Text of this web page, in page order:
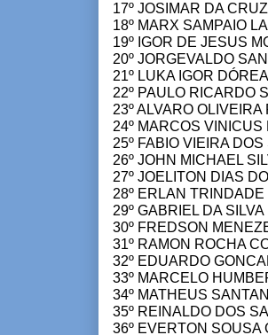
17º JOSIMAR DA
18º MARX SAMPAIO
19º IGOR DE JESUS
20º JORGEVALDO
21º LUKA IGOR
22º PAULO RICARDO
23º ALVARO
24º MARCOS
25º FABIO VIEIRA
26º JOHN MICHAEL
27º JOELITON DIAS
28º ERLAN
29º GABRIEL DA
30º FREDSON
31º RAMON ROCHA
32º EDUARDO
33º MARCELO
34º MATHEUS
35º REINALDO DOS
36º EVERTON SOUSA